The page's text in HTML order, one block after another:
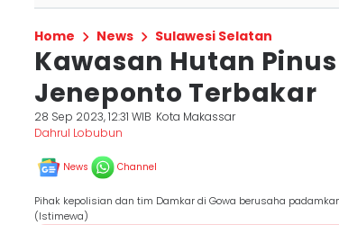
Home News Sulawesi Selatan
Kawasan Hutan
Jeneponto Terbakar
28 Sep 2023, 12:31 WIB Kota Makassar
Dahrul Lobubun
News Channel
Pihak kepolisian dan tim Damkar di Gowa berusaha
(Istimewa)